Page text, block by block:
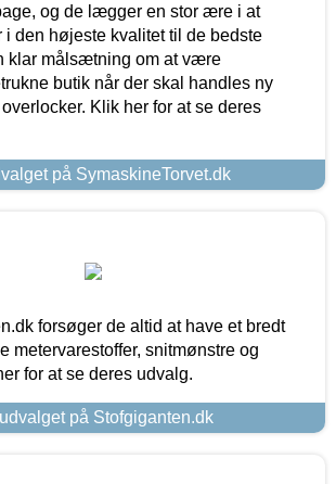
og de lægger en stor ære i at
den højeste kvalitet til de bedste
klar målsætning om at være
butik når der skal handles ny
Klik her for at se deres
på SymaskineTorvet.dk
forsøger de altid at have et bredt
metervarestoffer, snitmønstre og
for at se deres udvalg.
på Stofgiganten.dk